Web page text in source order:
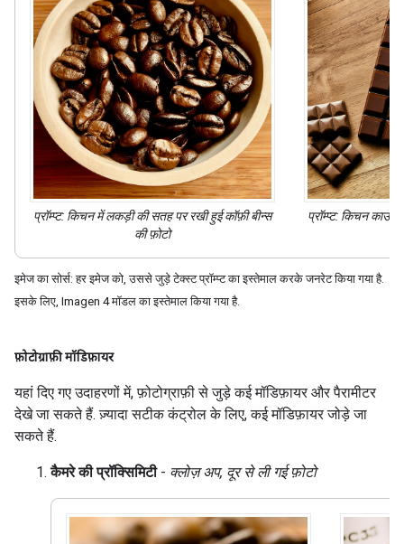
प्रॉम्प्ट: किचन में लकड़ी की सतह पर रखी हुईकॉफ़ी बीन्स
की फ़ोटो
प्रॉम्प्ट: किचन काउंटर
इमेज का सोर्स: हर इमेज को, उससे जुड़े टेक्स्ट प्रॉम्प्ट का इस्तेमाल करके जनरेट किया गया है.
इसके लिए, Imagen 4 मॉडल का इस्तेमाल किया गया है.
फ़ोटोग्राफ़ी मॉडिफ़ायर
यहां दिए गए उदाहरणों में, फ़ोटोग्राफ़ी से जुड़े कई मॉडिफ़ायर और पैरामीटर
देखे जा सकते हैं. ज़्यादा सटीक कंट्रोल के लिए, कई मॉडिफ़ायर जोड़े जा
सकते हैं.
कैमरे की प्रॉक्सिमिटी- क्लोज़ अप, दूर से ली गई फ़ोटो